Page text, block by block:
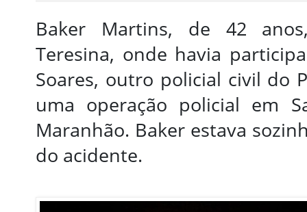
Baker Martins, de 42
Teresina, onde havia
Soares, outro policial civil do
uma operação policial em
Maranhão. Baker estava
do acidente.